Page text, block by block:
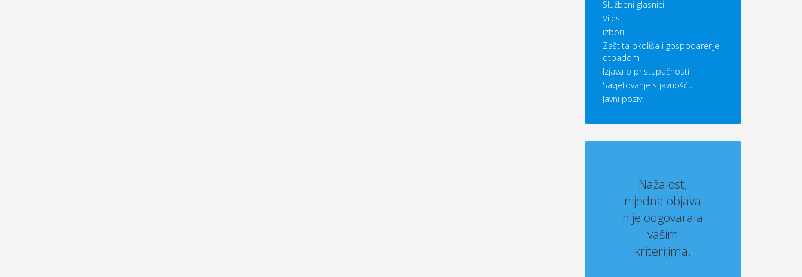
Službeni glasnici
Vijesti
izbori
Zaštita okoliša i gospodarenje
otpadom
Izjava o pristupačnosti
Savjetovanje s javnošću
Javni poziv
Nažalost,
nijedna objava
nije odgovarala
vašim
kriterijima.